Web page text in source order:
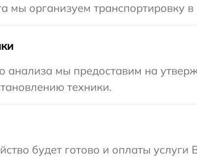
мы организуем транспортировку
анализа мы предоставим на
техники.
будет готово и оплаты